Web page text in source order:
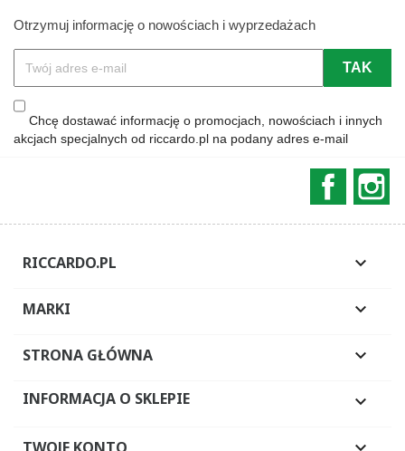
Otrzymuj informację o nowościach i wyprzedażach
Chcę dostawać informację o promocjach, nowościach i innych
akcjach specjalnych od riccardo.pl na podany adres e-mail
RICCARDO.PL 
MARKI 
STRONA GŁÓWNA 
INFORMACJA O SKLEPIE 